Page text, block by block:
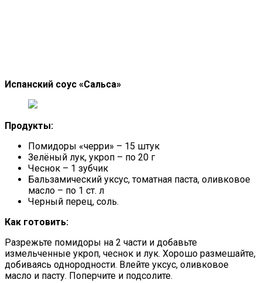
Испанский соус «Сальса»
Продукты:
Помидоры «черри» – 15 штук
Зелёный лук, укроп – по 20 г
Чеснок – 1 зубчик
Бальзамический уксус, томатная паста, оливковое
масло – по 1 ст. л
Черный перец, соль.
Как готовить:
Разрежьте помидоры на 2 части и добавьте
измельченные укроп, чеснок и лук. Хорошо размешайте,
добиваясь однородности. Влейте уксус, оливковое
масло и пасту. Поперчите и подсолите.